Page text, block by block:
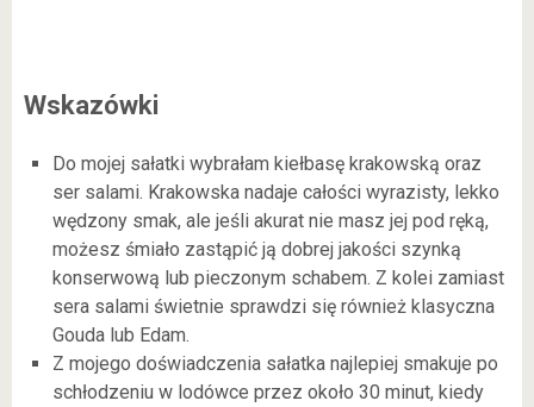
Wskazówki
Do mojej sałatki wybrałam kiełbasę krakowską oraz
ser salami. Krakowska nadaje całości wyrazisty, lekko
wędzony smak, ale jeśli akurat nie masz jej pod ręką,
możesz śmiało zastąpić ją dobrej jakości szynką
konserwową lub pieczonym schabem. Z kolei zamiast
sera salami świetnie sprawdzi się również klasyczna
Gouda lub Edam.
Z mojego doświadczenia sałatka najlepiej smakuje po
schłodzeniu w lodówce przez około 30 minut, kiedy